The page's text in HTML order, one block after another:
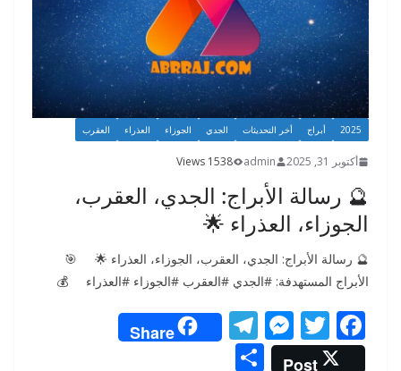
2025 أبراج أخر التحديثات الجدي الجوزاء العذراء العقرب
أكتوبر 31, 2025 admin
1538 Views
🔮 رسالة الأبراج: الجدي، العقرب،
الجوزاء، العذراء 🌟
🔮 رسالة الأبراج: الجدي، العقرب، الجوزاء، العذراء 🌟 🎯
الأبراج المستهدفة: #الجدي #العقرب #الجوزاء #العذراء 💰
F
ac
T
w
M
e
T
el
Share
Post